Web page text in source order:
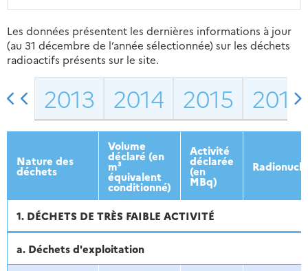
Les données présentent les dernières informations à jour
(au 31 décembre de l’année sélectionnée) sur les déchets
radioactifs présents sur le site.
2013 2014 2015 2016
Nature des
déchets
Volume
déclaré (en
m³
équivalent
conditionné)
Activité
déclarée
(en
MBq)
1. DÉCHETS DE TRÈS FAIBLE ACTIVITÉ
a. Déchets d'exploitation